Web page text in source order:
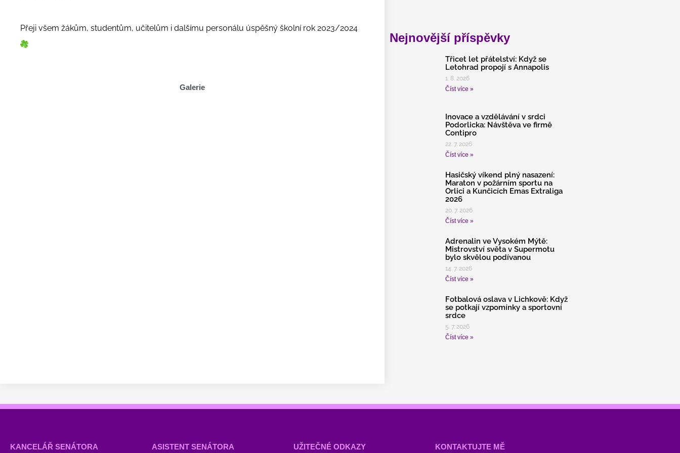
Přeji všem žákům, studentům, učitelům i dalšímu personálu úspěšný školní rok 2023/2024
Galerie
Nejnovější příspěvky
Třicet let přátelství: Když se
Letohrad propojí s Annapolis
1. 8. 2026
Číst více »
Inovace a vzdělávání v srdci
Podorlicka: Návštěva ve firmě
Contipro
22. 7. 2026
Číst více »
Hasičský víkend plný nasazení:
Maraton v požárním sportu na
Orlici a Kunčicích Emas Extraliga
2026
20. 7. 2026
Číst více »
Adrenalin ve Vysokém Mýtě:
Mistrovství světa v Supermotu
bylo skvělou podívanou
14. 7. 2026
Číst více »
Fotbalová oslava v Lichkově: Když
se potkají vzpomínky a sportovní
srdce
5. 7. 2026
Číst více »
KANCELÁŘ SENÁTORA ASISTENT SENÁTORA UŽITEČNÉ ODKAZY KONTAKTUJTE MĚ